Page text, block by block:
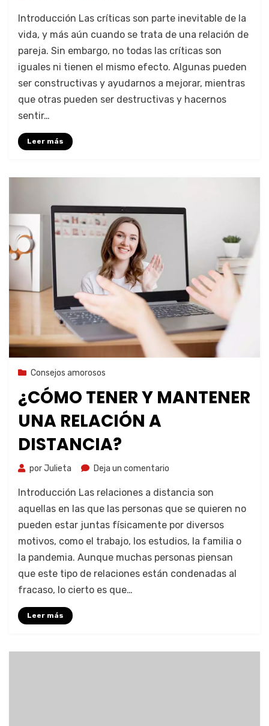
Introducción Las críticas son parte inevitable de la
vida, y más aún cuando se trata de una relación de
pareja. Sin embargo, no todas las críticas son
iguales ni tienen el mismo efecto. Algunas pueden
ser constructivas y ayudarnos a mejorar, mientras
que otras pueden ser destructivas y hacernos
sentir…
Leer más
29 de octubre de 2023
Consejos amorosos
¿CÓMO TENER Y MANTENER
UNA RELACIÓN A
DISTANCIA?
porJulieta Deja un comentario
Introducción Las relaciones a distancia son
aquellas en las que las personas que se quieren no
pueden estar juntas físicamente por diversos
motivos, como el trabajo, los estudios, la familia o
la pandemia. Aunque muchas personas piensan
que este tipo de relaciones están condenadas al
fracaso, lo cierto es que…
Leer más